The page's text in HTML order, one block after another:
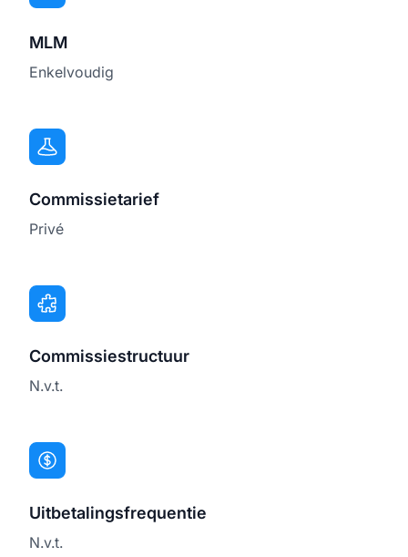
MLM
Enkelvoudig
Commissietarief
Privé
Commissiestructuur
N.v.t.
Uitbetalingsfrequentie
N.v.t.